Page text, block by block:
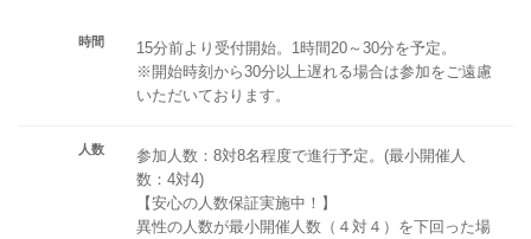
時間
15分前より受付開始。1時間20～30分を予定。
※開始時刻から30分以上遅れる場合は参加をご遠慮
いただいております。
人数
参加人数：8対8名程度で進行予定。(最小開催人
数：4対4)
【安心の人数保証実施中！】
異性の人数が最小開催人数（４対４）を下回った場